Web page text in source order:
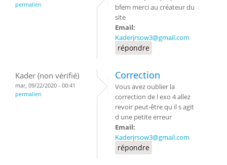
permalien
bfem merci au créateur du
site
Email:
Kaderjrsow3@gmail.com
répondre
Kader (non vérifié)
mar, 09/22/2020 - 00:41
permalien
Correction
Vous avez oublier la
correction de l exo 4 allez
revoir peut-être qu il s agit
d une petite erreur
Email:
Kaderjrsow3@gmail.com
répondre